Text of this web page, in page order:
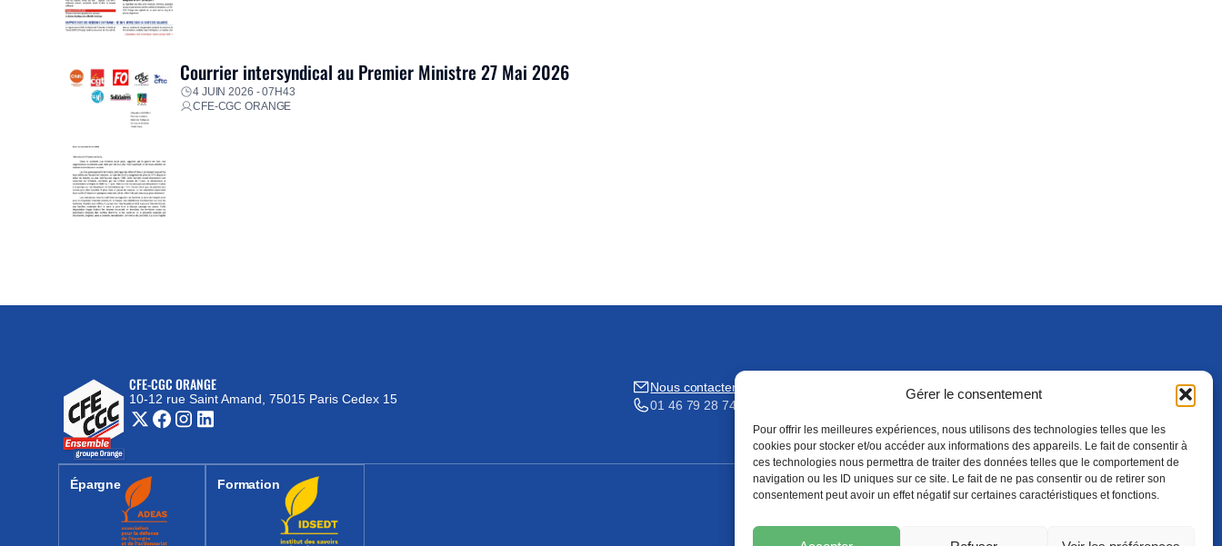
Gérer le consentement
Pour offrir les meilleures expériences, nous utilisons des technologies telles que les
cookies pour stocker et/ou accéder aux informations des appareils. Le fait de consentir à
ces technologies nous permettra de traiter des données telles que le comportement de
navigation ou les ID uniques sur ce site. Le fait de ne pas consentir ou de retirer son
consentement peut avoir un effet négatif sur certaines caractéristiques et fonctions.
Courrier intersyndical au Premier Ministre 27 Mai 2026
4 JUIN 2026 - 07H43
CFE-CGC ORANGE
CFE-CGC ORANGE
10-12 rue Saint Amand, 75015 Paris Cedex 15
(nouvelle fenêtre)
Nous contacter
01 46 79 28 74
S'ABONNER
(NOUVELLE FENÊTRE)
ADHÉRER
Épargne
(nouvelle fenêtre) Formation
(nouvelle fenêtre)